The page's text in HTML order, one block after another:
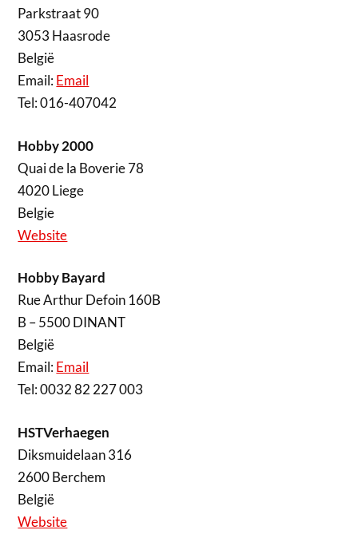
Parkstraat 90
3053 Haasrode
België
Email:Email
Tel: 016-407042
Hobby 2000
Quai de la Boverie 78
4020 Liege
Belgie
Website
Hobby Bayard
Rue Arthur Defoin 160B
B – 5500 DINANT
België
Email:Email
Tel: 0032 82 227 003
HSTVerhaegen
Diksmuidelaan 316
2600 Berchem
België
Website